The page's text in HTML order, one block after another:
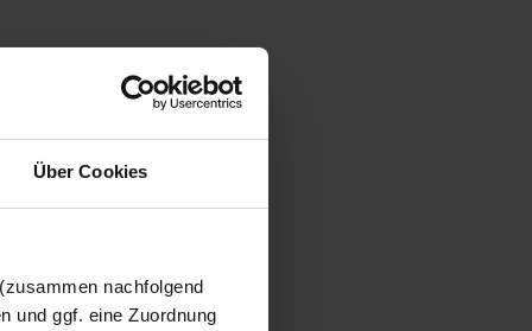
Über Cookies
nachfolgend
und ggf. eine Zuordnung